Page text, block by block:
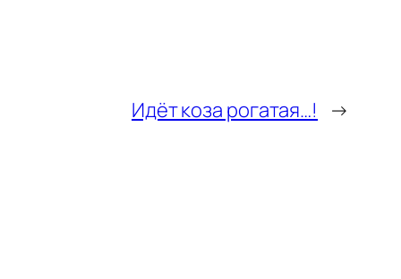
Идёт коза рогатая…! →